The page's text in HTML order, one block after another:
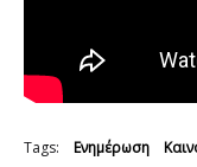
Tags: Ενημέρωση